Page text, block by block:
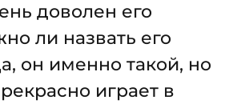
доволен его
ли назвать его
он именно такой, но
играет в